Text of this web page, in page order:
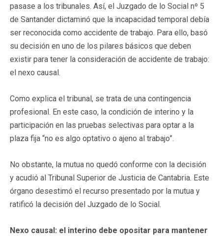
pasase a los tribunales. Así, el Juzgado de lo Social nº 5
de Santander dictaminó que la incapacidad temporal debía
ser reconocida como accidente de trabajo. Para ello, basó
su decisión en uno de los pilares básicos que deben
existir para tener la consideración de accidente de trabajo:
el nexo causal.
Como explica el tribunal, se trata de una contingencia
profesional. En este caso, la condición de interino y la
participación en las pruebas selectivas para optar a la
plaza fija “no es algo optativo o ajeno al trabajo”.
No obstante, la mutua no quedó conforme con la decisión
y acudió al Tribunal Superior de Justicia de Cantabria. Este
órgano desestimó el recurso presentado por la mutua y
ratificó la decisión del Juzgado de lo Social.
Nexo causal: el interino debe opositar para mantener